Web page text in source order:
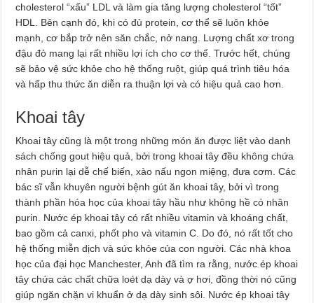
cholesterol “xấu” LDL và làm gia tăng lượng cholesterol “tốt”
HDL. Bên cạnh đó, khi có đủ protein, cơ thể sẽ luôn khỏe
mạnh, cơ bắp trở nên săn chắc, nở nang. Lượng chất xơ trong
đậu đỏ mang lại rất nhiều lợi ích cho cơ thể. Trước hết, chúng
sẽ bảo vệ sức khỏe cho hệ thống ruột, giúp quá trình tiêu hóa
và hấp thu thức ăn diễn ra thuận lợi và có hiệu quả cao hơn.
Khoai tây
Khoai tây cũng là một trong những món ăn được liệt vào danh
sách chống gout hiệu quả, bởi trong khoai tây đều không chứa
nhân purin lại dễ chế biến, xào nấu ngon miệng, đưa cơm. Các
bác sĩ vẫn khuyên người bệnh gút ăn khoai tây, bởi vì trong
thành phần hóa học của khoai tây hầu như không hề có nhân
purin. Nước ép khoai tây có rất nhiều vitamin và khoáng chất,
bao gồm cả canxi, phốt pho và vitamin C. Do đó, nó rất tốt cho
hệ thống miễn dịch và sức khỏe của con người. Các nhà khoa
học của đại học Manchester, Anh đã tìm ra rằng, nước ép khoai
tây chứa các chất chữa loét dạ dày và ợ hơi, đồng thời nó cũng
giúp ngăn chặn vi khuẩn ở dạ dày sinh sôi. Nước ép khoai tây